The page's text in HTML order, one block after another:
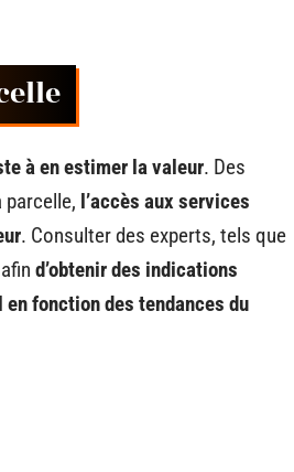
à en estimer la valeur. Des
l’accès aux services
. Consulter des experts, tels que
d’obtenir des indications
fonction des tendances du